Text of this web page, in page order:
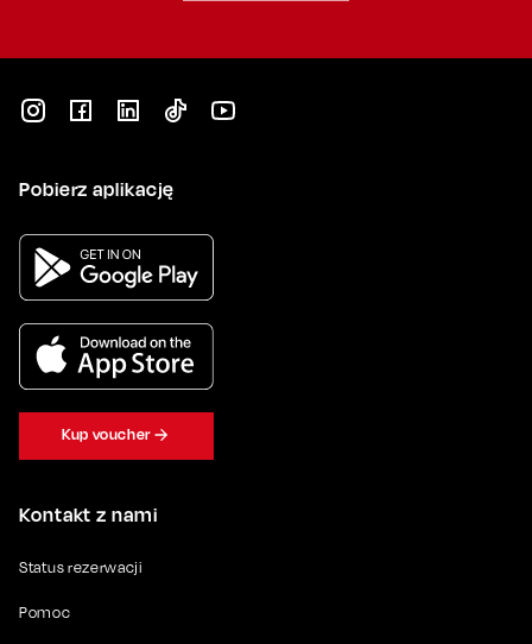
Kontakt z nami
Status rezerwacji
Pomoc
Pobierz aplikację
Kup voucher